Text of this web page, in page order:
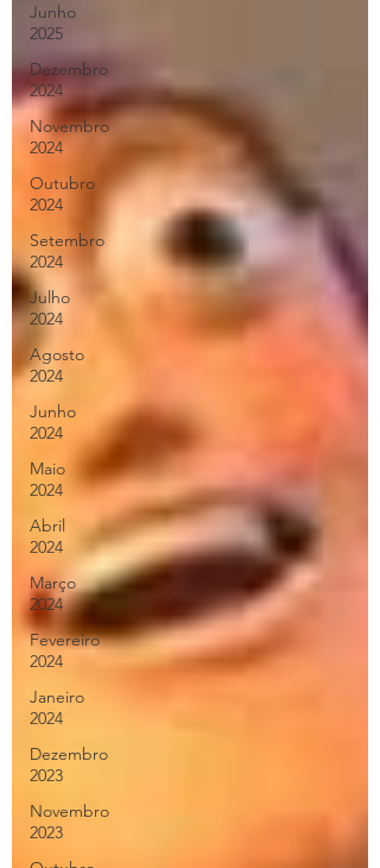
Junho
2025
Dezembro
2024
Novembro
2024
Outubro
2024
Setembro
2024
Julho
2024
Agosto
2024
Junho
2024
Maio
2024
Abril
2024
Março
2024
Fevereiro
2024
Janeiro
2024
Dezembro
2023
Novembro
2023